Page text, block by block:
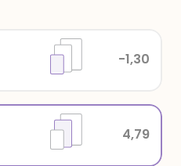
4,79
-1,30